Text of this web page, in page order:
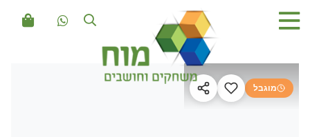
מוגבל